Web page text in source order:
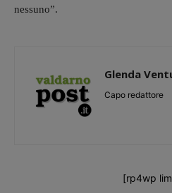
nessuno”.
Glenda
Capo redattore
[rp4wp